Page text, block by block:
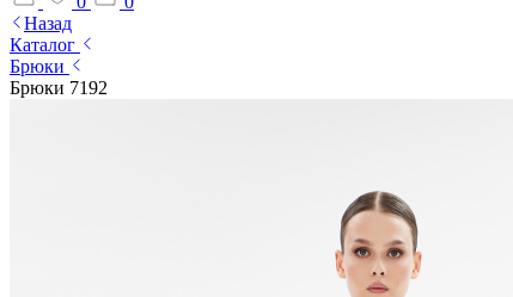
Назад
Каталог
Брюки
Брюки 7192